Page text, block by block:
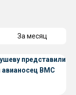
За месяц
представили
авианосец ВМС